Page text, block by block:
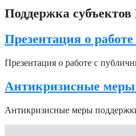
Поддержка
Презентация о
Презентация о работе с
Антикризисные
Антикризисные меры